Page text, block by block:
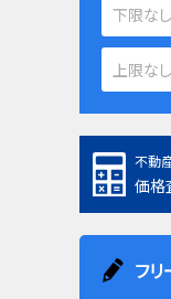
不動
価格
フ